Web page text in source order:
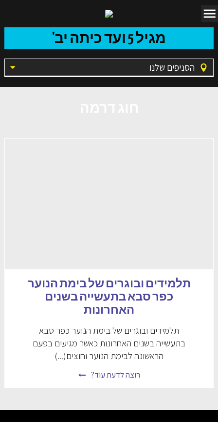
מגיל 5 ועד כיתה יב'
הסניפים שלנו
תלמידים ובוגרים של בימת הנוער
כפר סבא בתעשייה בשנים
האחרונות
תלמידים ובוגרים של בימת הנוער כפר סבא
בתעשייה בשנים האחרונות כאשר מגיעים בפעם
הראשונה לבימת הנוער וחוצים(...)
רוצה לדעת עוד?